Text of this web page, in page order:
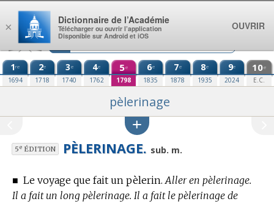
Aller au contenu
1re
1694
2e
1718
3e
1740
4e
1762
5e
1798
6e
1835
7e
1878
8e
1935
9e
2024
10e
E.C.
pèlerinage
5eÉDITION PÈLERINAGE. sub. m.
■ Le voyage que fait un pèlerin. Aller en pèlerinage.
Il a fait un long pèlerinage. Il a fait le pèlerinage de
×
Dictionnaire de l’Académie
Télécharger ou ouvrir l’application
Disponible sur Android et iOS
OUVRIR